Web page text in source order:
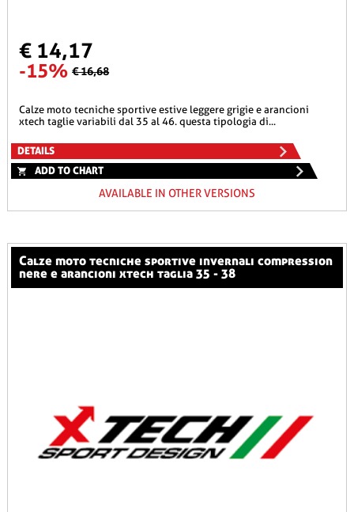
€ 14,17
-15% € 16,68
calze moto tecniche sportive estive leggere grigie e arancioni
xtech taglie variabili dal 35 al 46. questa tipologia di...
DETAILS
ADD TO CHART
AVAILABLE IN OTHER VERSIONS
calze moto tecniche sportive invernali compression
nere e arancioni xtech taglia 35 - 38